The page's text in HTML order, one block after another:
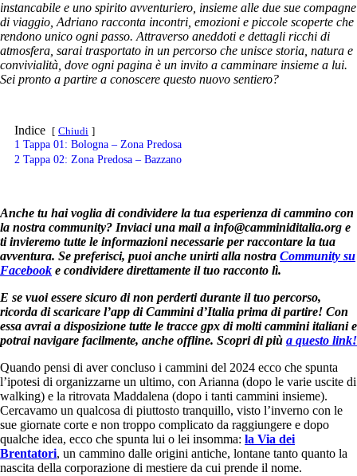
instancabile e uno spirito avventuriero, insieme alle due sue compagne
di viaggio, Adriano racconta incontri, emozioni e piccole scoperte che
rendono unico ogni passo. Attraverso aneddoti e dettagli ricchi di
atmosfera, sarai trasportato in un percorso che unisce storia, natura e
convivialità, dove ogni pagina è un invito a camminare insieme a lui.
Sei pronto a partire a conoscere questo nuovo sentiero?
Indice Chiudi
1 Tappa 01: Bologna – Zona Predosa
2 Tappa 02: Zona Predosa – Bazzano
Anche tu hai voglia di condividere la tua esperienza di cammino con
la nostra community? Inviaci una mail a info@camminiditalia.org e
ti invieremo tutte le informazioni necessarie per raccontare la tua
avventura. Se preferisci, puoi anche unirti alla nostra Community su
Facebook e condividere direttamente il tuo racconto lì.
E se vuoi essere sicuro di non perderti durante il tuo percorso,
ricorda di scaricare l’app di Cammini d’Italia prima di partire! Con
essa avrai a disposizione tutte le tracce gpx di molti cammini italiani e
potrai navigare facilmente, anche offline. Scopri di più a questo link!
Quando pensi di aver concluso i cammini del 2024 ecco che spunta
l’ipotesi di organizzarne un ultimo, con Arianna (dopo le varie uscite di
walking) e la ritrovata Maddalena (dopo i tanti cammini insieme).
Cercavamo un qualcosa di piuttosto tranquillo, visto l’inverno con le
sue giornate corte e non troppo complicato da raggiungere e dopo
qualche idea, ecco che spunta lui o lei insomma: la Via dei
Brentatori, un cammino dalle origini antiche, lontane tanto quanto la
nascita della corporazione di mestiere da cui prende il nome.